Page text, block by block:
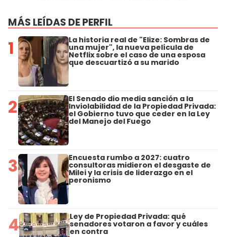
MÁS LEÍDAS DE PERFIL
1 La historia real de "Elize: Sombras de
una mujer", la nueva película de
Netflix sobre el caso de una esposa
que descuartizó a su marido
2 El Senado dio media sanción a la
Inviolabilidad de la Propiedad Privada:
el Gobierno tuvo que ceder en la Ley
del Manejo del Fuego
3 Encuesta rumbo a 2027: cuatro
consultoras midieron el desgaste de
Milei y la crisis de liderazgo en el
peronismo
4 Ley de Propiedad Privada: qué
senadores votaron a favor y cuáles
en contra